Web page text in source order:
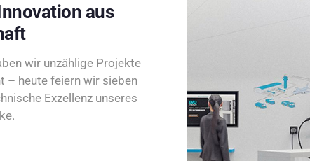
aus
wir unzählige Projekte
– heute feiern wir sieben
Exzellenz unseres